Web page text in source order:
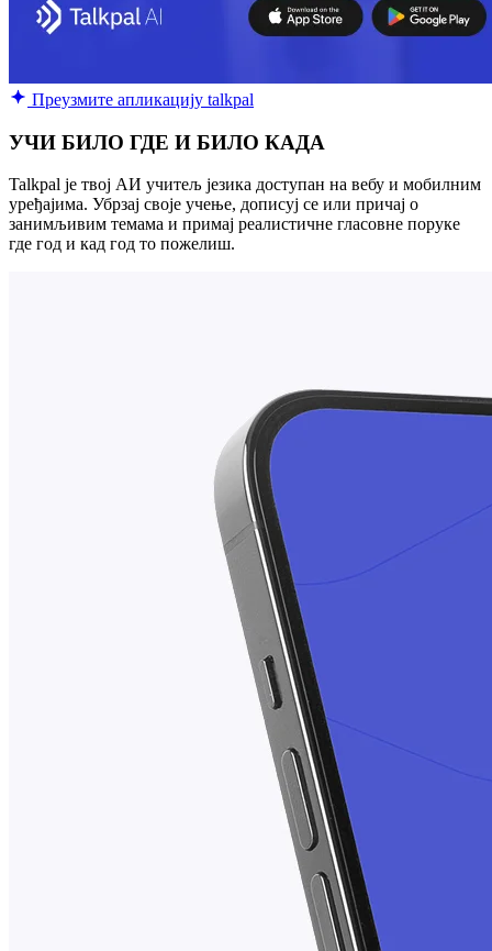
Преузмите апликацију talkpal
УЧИ БИЛО ГДЕ И БИЛО КАДА
Talkpal је твој АИ учитељ језика доступан на вебу и мобилним
уређајима. Убрзај своје учење, дописуј се или причај о
занимљивим темама и примај реалистичне гласовне поруке
где год и кад год то пожелиш.